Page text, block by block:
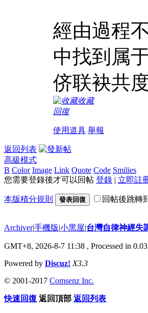
經由過程
中找到属
侪联袂共
收藏
回復
使用道具 舉報
返回列表
高級模式
B Color Image Link Quote Code Smilies
您需要登錄後才可以回帖 登錄 | 立即註
本版積分規則 發表回復 回帖後跳轉
Archiver|手機版|小黑屋|台灣自律神經失
GMT+8, 2026-8-7 11:38 , Processed in
Powered by Discuz! X3.3
© 2001-2017 Comsenz Inc.
快速回復 返回頂部 返回列表